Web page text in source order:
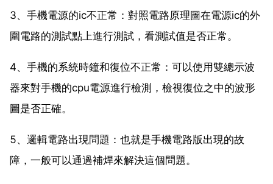
3、手機電源的ic不正常：對照電路原理圖在電源ic的外
圍電路的測試點上進行測試，看測試值是否正常。
4、手機的系統時鐘和復位不正常：可以使用雙總示波
器來對手機的cpu電源進行檢測，檢視復位之中的波形
圖是否正確。
5、邏輯電路出現問題：也就是手機電路版出現的故
障，一般可以通過補焊來解決這個問題。